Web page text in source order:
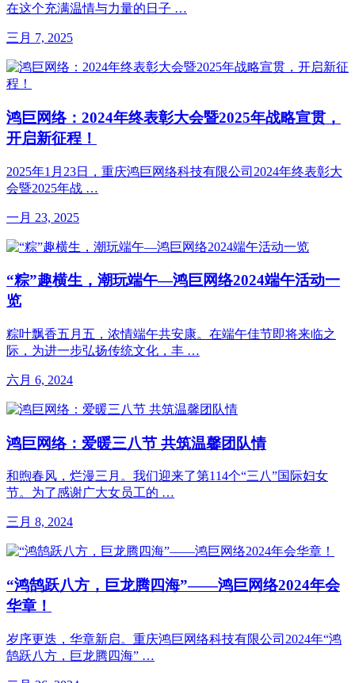
在这个充满温情与力量的日子 …
三月 7, 2025
鸿巨网络：2024年终表彰大会暨2025年战略宣贯，
开启新征程！
2025年1月23日，重庆鸿巨网络科技有限公司2024年终表彰大
会暨2025年战 …
一月 23, 2025
“粽”趣横生，潮玩端午—鸿巨网络2024端午活动一
览
粽叶飘香五月五，浓情端午共安康。在端午佳节即将来临之
际，为进一步弘扬传统文化，丰 …
六月 6, 2024
鸿巨网络：爱暖三八节 共筑温馨团队情
和煦春风，烂漫三月。我们迎来了第114个“三八”国际妇女
节。为了感谢广大女员工的 …
三月 8, 2024
“鸿鹄跃八方，巨龙腾四海”——鸿巨网络2024年会
华章！
岁序更迭，华章新启。重庆鸿巨网络科技有限公司2024年“鸿
鹄跃八方，巨龙腾四海” …